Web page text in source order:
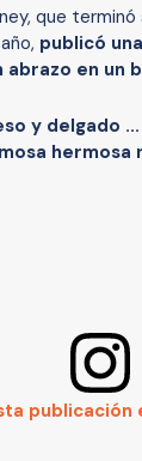
que terminó
publicó
en un
y delgado
hermosa
publicación